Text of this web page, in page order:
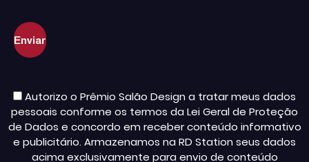
Autorizo o Prêmio Salão Design a tratar meus dados
pessoais conforme os termos da Lei Geral de Proteção
de Dados e concordo em receber conteúdo informativo
e publicitário. Armazenamos na RD Station seus dados
acima exclusivamente para envio de conteúdo